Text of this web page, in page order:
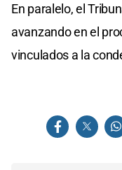
En paralelo, el
avanzando en el
vinculados a la